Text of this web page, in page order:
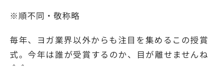
※順不同・敬称略
毎年、ヨガ業界以外からも注目を集めるこの授賞
式。今年は誰が受賞するのか、目が離せませんね